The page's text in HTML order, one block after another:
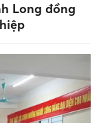
Long đồng